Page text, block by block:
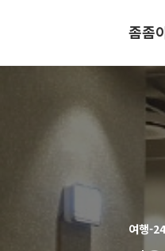
좀좀
여행-